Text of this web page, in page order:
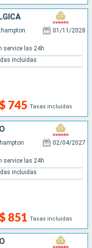
01/11/2028
745 Tasas incluidas
service las 24h
incluidas
02/04/2027
851 Tasas incluidas
service las 24h
incluidas